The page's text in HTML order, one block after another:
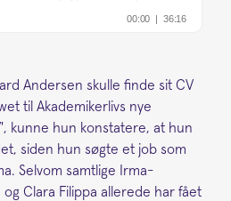
Andersen skulle finde sit CV
til Akademikerlivs nye
kunne hun konstatere, at hun
siden hun søgte et job som
Selvom samtlige Irma-
Clara Filippa allerede har fået